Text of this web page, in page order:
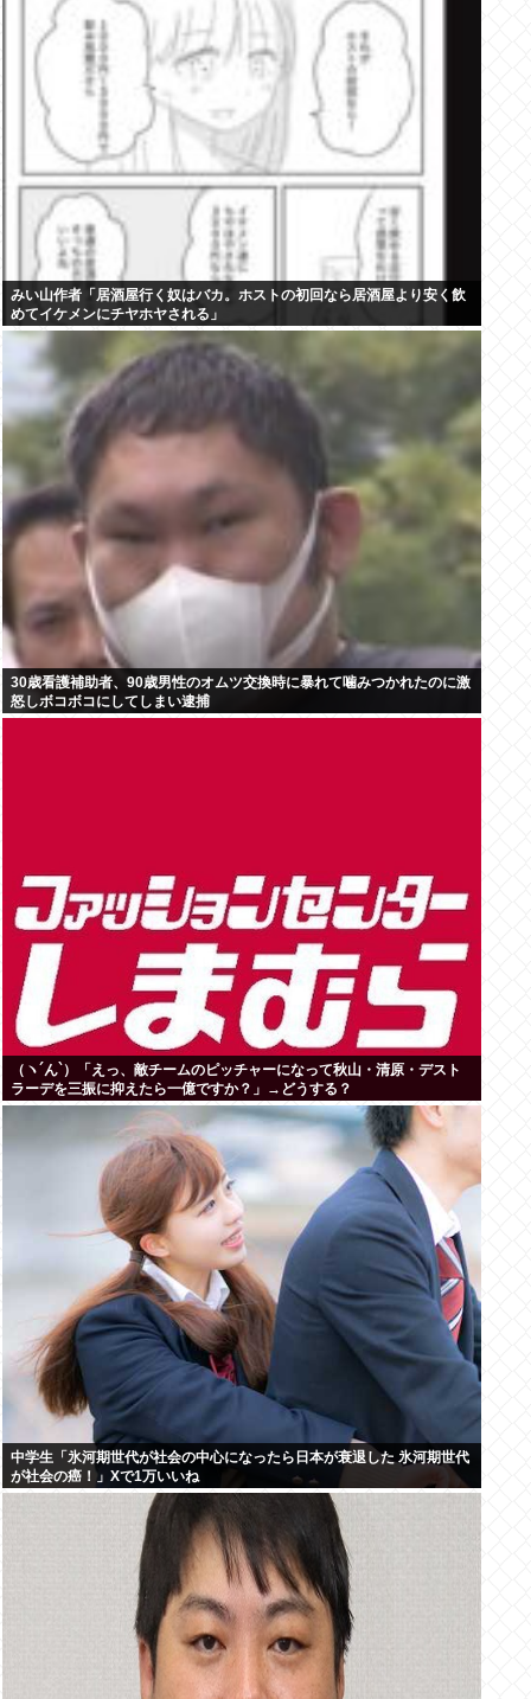
みい山作者「居酒屋行く奴はバカ。ホストの初回なら居酒屋より安く飲
めてイケメンにチヤホヤされる」
30歳看護補助者、90歳男性のオムツ交換時に暴れて噛みつかれたのに激
怒しボコボコにしてしまい逮捕
（ヽ´ん`）「えっ、敵チームのピッチャーになって秋山・清原・デスト
ラーデを三振に抑えたら一億ですか？」→どうする？
中学生「氷河期世代が社会の中心になったら日本が衰退した 氷河期世代
が社会の癌！」Xで1万いいね